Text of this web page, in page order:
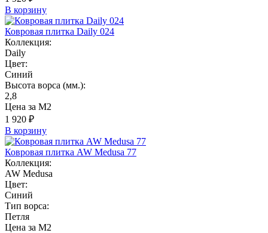
В корзину
Ковровая плитка Daily 024
Коллекция:
Daily
Цвет:
Синий
Высота ворса (мм.):
2,8
Цена за М2
1 920 ₽
В корзину
Ковровая плитка AW Medusa 77
Коллекция:
AW Medusa
Цвет:
Синий
Тип ворса:
Петля
Цена за М2